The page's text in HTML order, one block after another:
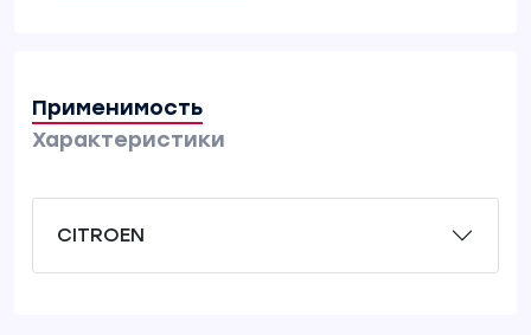
Применимость
Характеристики
CITROEN